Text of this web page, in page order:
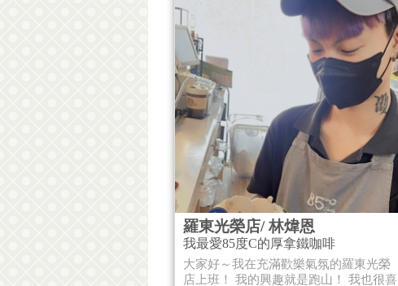
羅東光榮店/ 林煒恩
我最愛85度C的厚拿鐵咖啡
大家好～我在充滿歡樂氣氛的羅東光榮
店上班！ 我的興趣就是跑山！ 我也很喜